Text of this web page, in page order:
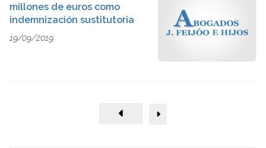
millones de euros como
indemnización sustitutoria
19/09/2019